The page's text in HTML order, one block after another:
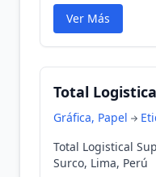
Ver Más
Total
Gráfica, Papel
Total Logistical
Surco, Lima, Perú